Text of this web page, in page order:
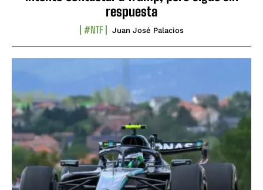
respuesta
#NTF Juan José Palacios